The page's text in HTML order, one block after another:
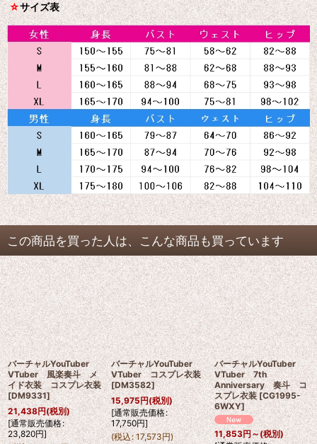
☆サイズ表
この商品を買った人は、こんな商品も買っています
バーチャルYouTuber
VTuber 風楽奏斗 メ
イド衣装 コスプレ衣装
[DM9331]
21,438円(税別)
[通常販売価格:
23,820円]
バーチャルYouTuber
VTuber コスプレ衣装
[DM3582]
15,975円(税別)
[通常販売価格:
17,750円]
(税込: 17,573円)
バーチャルYouTuber
VTuber 7th
Anniversary 奏斗 コ
スプレ衣装 [CG1995-
6WXY]
11,853円～(税別)